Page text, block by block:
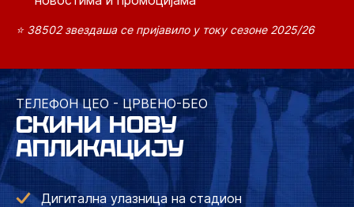
⭐ 38502 звездаша се пријавило у току сезоне 2025/26
ТЕЛЕФОН ЦЕО - ЦРВЕНО-БЕО
СКИНИ НОВУ
АПЛИКАЦИЈУ
Дигитална улазница на стадион